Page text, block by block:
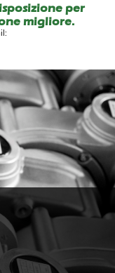
per
migliore.